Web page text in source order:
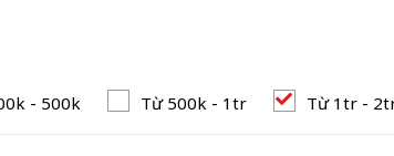
- 500k Từ 500k - 1tr Từ 1tr -